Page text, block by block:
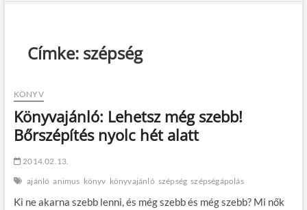
Címke: szépség
KÖNYV
Könyvajánló: Lehetsz még szebb!
Bőrszépítés nyolc hét alatt
2014.02.13.
ajánló animus könyv könyvajánló szépség szépségápolás
Ki ne akarna szebb lenni, és még szebb és még szebb? Mi nők